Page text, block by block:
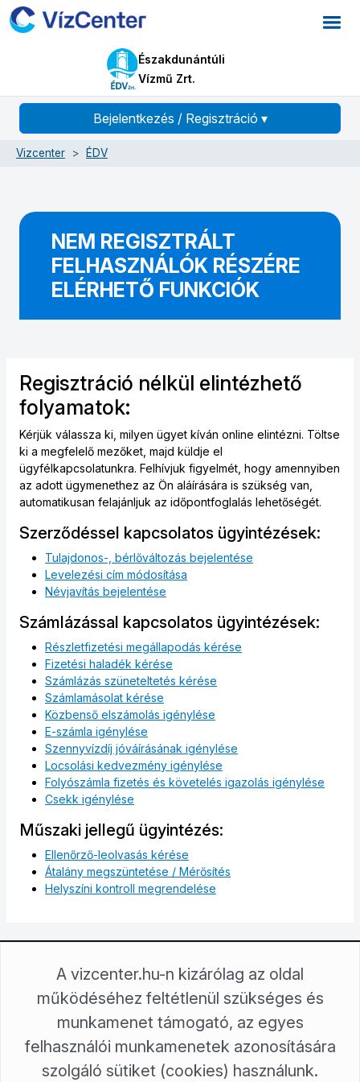
Északdunántúli
Vízmű Zrt.
Bejelentkezés / Regisztráció ▾
Vizcenter ÉDV
NEM REGISZTRÁLT
FELHASZNÁLÓK RÉSZÉRE
ELÉRHETŐ FUNKCIÓK
Regisztráció nélkül elintézhető
folyamatok:
Kérjük válassza ki, milyen ügyet kíván online elintézni. Töltse
ki a megfelelő mezőket, majd küldje el
ügyfélkapcsolatunkra. Felhívjuk figyelmét, hogy amennyiben
az adott ügymenethez az Ön aláírására is szükség van,
automatikusan felajánljuk az időpontfoglalás lehetőségét.
Szerződéssel kapcsolatos ügyintézések:
Tulajdonos-, bérlőváltozás bejelentése
Levelezési cím módosítása
Névjavítás bejelentése
Számlázással kapcsolatos ügyintézések:
Részletfizetési megállapodás kérése
Fizetési haladék kérése
Számlázás szüneteltetés kérése
Számlamásolat kérése
Közbenső elszámolás igénylése
E-számla igénylése
Szennyvízdíj jóváírásának igénylése
Locsolási kedvezmény igénylése
Folyószámla fizetés és követelés igazolás igénylése
Csekk igénylése
Műszaki jellegű ügyintézés:
Ellenőrző-leolvasás kérése
Átalány megszüntetése / Mérősítés
Helyszíni kontroll megrendelése
Északdunántúli Vízmű Zrt.
2800 Tatabánya, Sárberek 100.
+36/34 815-411
ugyfelkapcsolat@edv.hu
Északdunántúli Vízmű Zrt. © Minden jog fenntartva!
A vizcenter.hu-n kizárólag az oldal
működéséhez feltétlenül szükséges és
munkamenet támogató, az egyes
felhasználói munkamenetek azonosítására
szolgáló sütiket (cookies) használunk.